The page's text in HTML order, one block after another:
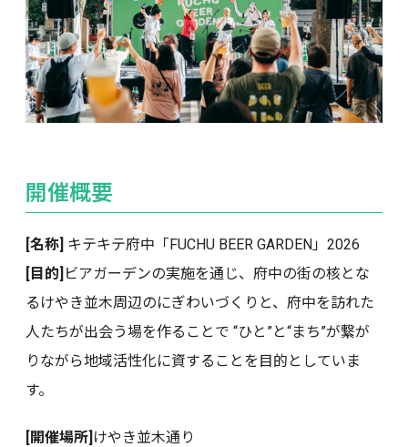
開催概要
[名称] キテキテ府中「FUCHU BEER GARDEN」2026
[目的] ビアガーデンの実施を通じ、府中の街の核とな
るけやき並木周辺のにぎわいづくりと、府中を訪れた
人たちが出会う場を作ることで “ひと”と“まち”が繋が
りながら地域活性化に資することを目的としていま
す。
[開催場所] けやき並木通り